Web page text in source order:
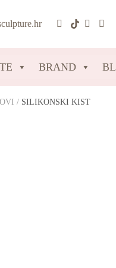
BRAND
/ SILIKONSKI KIST